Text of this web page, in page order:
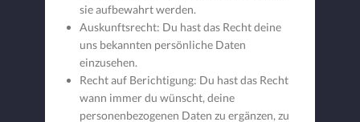
sie aufbewahrt werden.
Auskunftsrecht: Du hast das Recht deine
uns bekannten persönliche Daten
einzusehen.
Recht auf Berichtigung: Du hast das Recht
wann immer du wünscht, deine
personenbezogenen Daten zu ergänzen, zu